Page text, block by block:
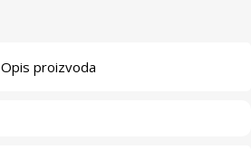
Opis proizvoda